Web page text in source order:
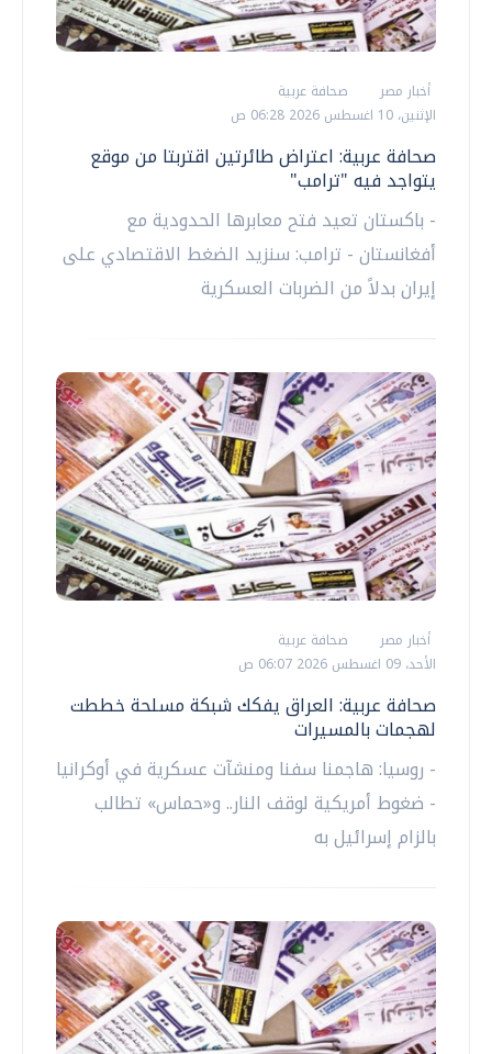
أخبار مصر
صحافة عربية
الإثنين، 10 اغسطس 2026 06:28 ص
صحافة عربية: اعتراض طائرتين اقتربتا من موقع
يتواجد فيه "ترامب"
- باكستان تعيد فتح معابرها الحدودية مع
أفغانستان - ترامب: سنزيد الضغط الاقتصادي على
إيران بدلاً من الضربات العسكرية
أخبار مصر
صحافة عربية
الأحد، 09 اغسطس 2026 06:07 ص
صحافة عربية: العراق يفكك شبكة مسلحة خططت
لهجمات بالمسيرات
- روسيا: هاجمنا سفنا ومنشآت عسكرية في أوكرانيا
- ضغوط أمريكية لوقف النار.. و«حماس» تطالب
بالزام إسرائيل به